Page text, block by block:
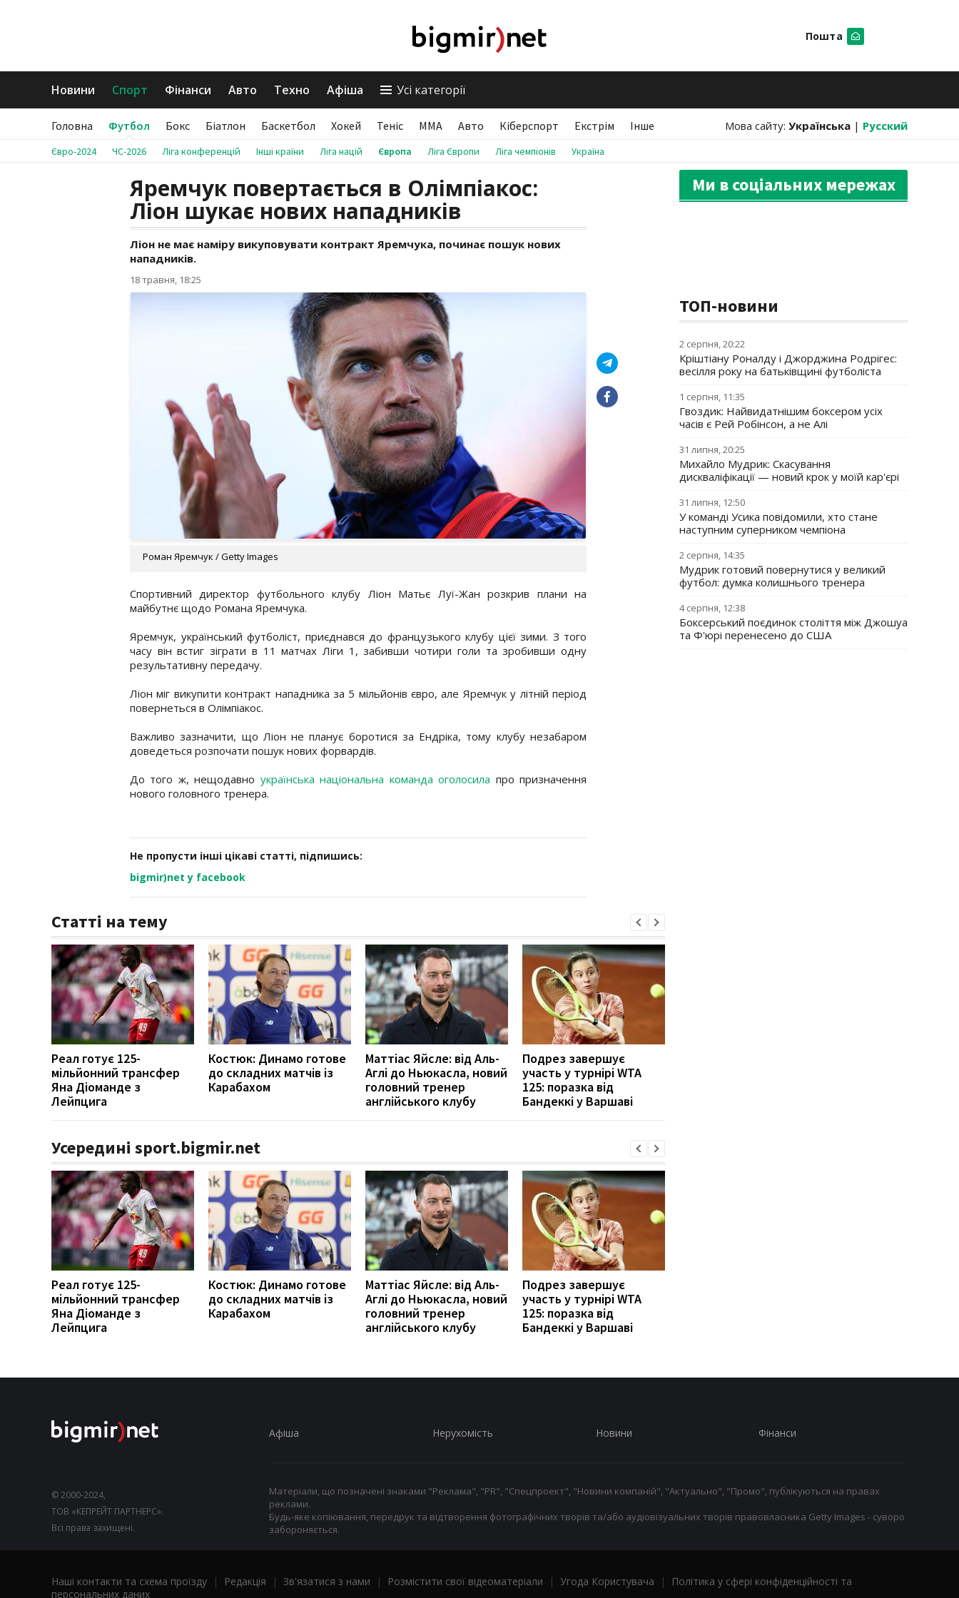
Пошта
Новини Спорт Фінанси Авто Техно Афіша Усі категорії
Головна Футбол Бокс Біатлон Баскетбол Хокей Теніс ММА Авто Кіберспорт Екстрім Інше Мова сайту: Українська | Русский
Євро-2024 ЧС-2026 Ліга конференцій Інші країни Ліга націй Європа Ліга Європи Ліга чемпіонів Україна
Яремчук повертається в Олімпіакос:
Ліон шукає нових нападників
Ліон не має наміру викуповувати контракт Яремчука, починає пошук нових
нападників.
18 травня, 18:25
Роман Яремчук / Getty Images
Спортивний директор футбольного клубу Ліон Матьє Луї-Жан розкрив плани на
майбутнє щодо Романа Яремчука.
Яремчук, український футболіст, приєднався до французького клубу цієї зими. З того
часу він встиг зіграти в 11 матчах Ліги 1, забивши чотири голи та зробивши одну
результативну передачу.
Ліон міг викупити контракт нападника за 5 мільйонів євро, але Яремчук у літній період
повернеться в Олімпіакос.
Важливо зазначити, що Ліон не планує боротися за Ендріка, тому клубу незабаром
доведеться розпочати пошук нових форвардів.
До того ж, нещодавно українська національна команда оголосила про призначення
нового головного тренера.
Не пропусти інші цікаві статті, підпишись:
bigmir)net у facebook
Статті на тему
Реал готує 125-
мільйонний трансфер
Яна Діоманде з
Лейпцига
Костюк: Динамо готове
до складних матчів із
Карабахом
Маттіас Яйсле: від Аль-
Аглі до Ньюкасла, новий
головний тренер
англійського клубу
Подрез завершує
участь у турнірі WTA
125: поразка від
Бандеккі у Варшаві
Усередині sport.bigmir.net
Реал готує 125-
мільйонний трансфер
Яна Діоманде з
Лейпцига
Костюк: Динамо готове
до складних матчів із
Карабахом
Маттіас Яйсле: від Аль-
Аглі до Ньюкасла, новий
головний тренер
англійського клубу
Подрез завершує
участь у турнірі WTA
125: поразка від
Бандеккі у Варшаві
Ми в соціальних мережах
ТОП-новини
2 серпня, 20:22
Кріштіану Роналду і Джорджина Родрігес:
весілля року на батьківщині футболіста
1 серпня, 11:35
Гвоздик: Найвидатнішим боксером усіх
часів є Рей Робінсон, а не Алі
31 липня, 20:25
Михайло Мудрик: Скасування
дискваліфікації — новий крок у моїй кар'єрі
31 липня, 12:50
У команді Усика повідомили, хто стане
наступним суперником чемпіона
2 серпня, 14:35
Мудрик готовий повернутися у великий
футбол: думка колишнього тренера
4 серпня, 12:38
Боксерський поєдинок століття між Джошуа
та Ф'юрі перенесено до США
© 2000-2024,
ТОВ «КЕПРЕЙТ ПАРТНЕРС».
Всі права захищені.
Афіша Нерухомість Новини Фінанси
Матеріали, що позначені знаками "Реклама", "PR", "Спецпроект", "Новини компаній", "Актуально", "Промо", публікуються на правах
реклами.
Будь-яке копіювання, передрук та відтворення фотографічних творів та/або аудіовізуальних творів правовласника Getty Images - суворо
забороняється.
Наші контакти та схема проїзду | Редакція | Зв'язатися з нами | Розмістити свої відеоматеріали | Угода Користувача |
Політика у сфері конфіденційності та
персональних даних